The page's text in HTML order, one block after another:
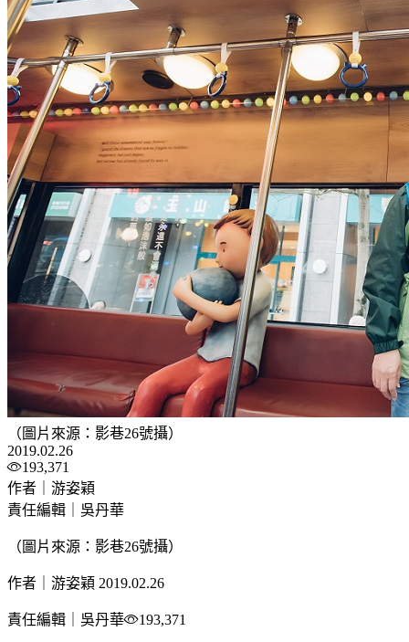
（圖片來源：影巷26號攝）
2019.02.26
193,371
作者｜游姿穎
責任編輯｜吳丹華
（圖片來源：影巷26號攝）
作者｜游姿穎 2019.02.26
責任編輯｜吳丹華 193,371